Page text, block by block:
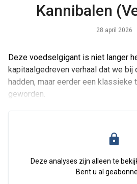
Kannibalen
28 april 2026
Deze voedselgigant is niet langer
kapitaalgedreven verhaal dat we bij
hadden, maar eerder een klassieke
geworden.
Deze analyses zijn alleen te
Bent u al